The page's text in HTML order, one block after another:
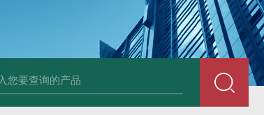
WZP2-731套管式热电阻 塑料液面计